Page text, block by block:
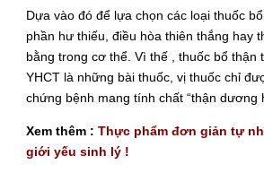
Dựa vào đó để lựa chọn các loại thuốc
phần hư thiếu, điều hòa thiên thắng hay
bằng trong cơ thể. Vì thế , thuốc bổ thận
YHCT là những bài thuốc, vị thuốc chỉ
chứng bệnh mang tính chất “thận dương
Xem thêm : Thực phẩm đơn giản tự
giới yếu sinh lý !